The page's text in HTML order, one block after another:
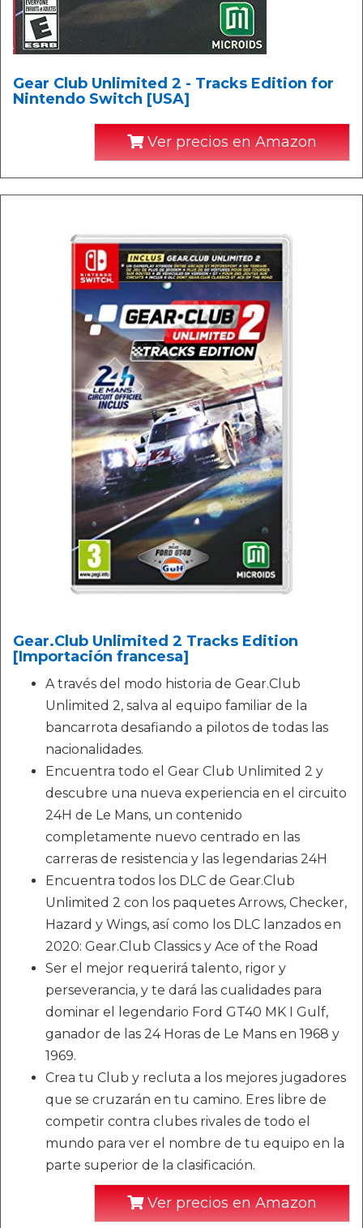
Gear Club Unlimited 2 - Tracks Edition for
Nintendo Switch [USA]
Ver precios en Amazon
Gear.Club Unlimited 2 Tracks Edition
[Importación francesa]
A través del modo historia de Gear.Club
Unlimited 2, salva al equipo familiar de la
bancarrota desafiando a pilotos de todas las
nacionalidades.
Encuentra todo el Gear Club Unlimited 2 y
descubre una nueva experiencia en el circuito
24H de Le Mans, un contenido
completamente nuevo centrado en las
carreras de resistencia y las legendarias 24H
Encuentra todos los DLC de Gear.Club
Unlimited 2 con los paquetes Arrows, Checker,
Hazard y Wings, así como los DLC lanzados en
2020: Gear.Club Classics y Ace of the Road
Ser el mejor requerirá talento, rigor y
perseverancia, y te dará las cualidades para
dominar el legendario Ford GT40 MK I Gulf,
ganador de las 24 Horas de Le Mans en 1968 y
1969.
Crea tu Club y recluta a los mejores jugadores
que se cruzarán en tu camino. Eres libre de
competir contra clubes rivales de todo el
mundo para ver el nombre de tu equipo en la
parte superior de la clasificación.
Ver precios en Amazon